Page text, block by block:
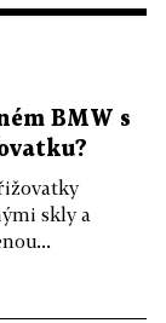
BMW s
skly a